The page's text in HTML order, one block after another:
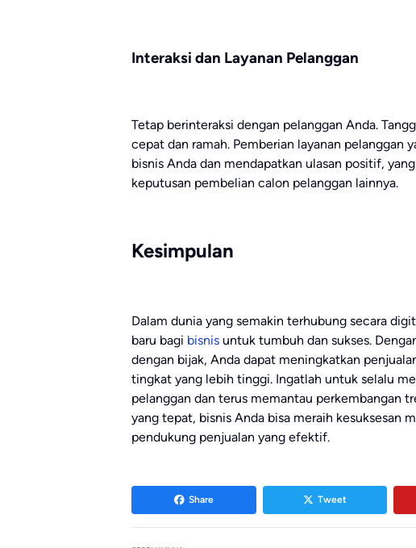
Interaksi dan Layanan Pelanggan
Tetap berinteraksi dengan pelanggan Anda.
cepat dan ramah. Pemberian layanan pelanggan
bisnis Anda dan mendapatkan ulasan positif,
keputusan pembelian calon pelanggan lainnya.
Kesimpulan
Dalam dunia yang semakin terhubung secara
baru bagi bisnis untuk tumbuh dan sukses.
dengan bijak, Anda dapat meningkatkan
tingkat yang lebih tinggi. Ingatlah untuk selalu
pelanggan dan terus memantau perkembangan
yang tepat, bisnis Anda bisa meraih kesuksesan
pendukung penjualan yang efektif.
Share Tweet